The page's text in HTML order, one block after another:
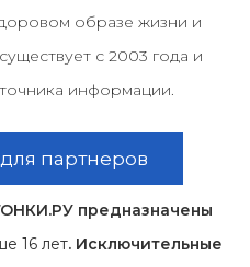
образе жизни и
с 2003 года и
информации.
партнеров
предназначены
16 лет. Исключительные